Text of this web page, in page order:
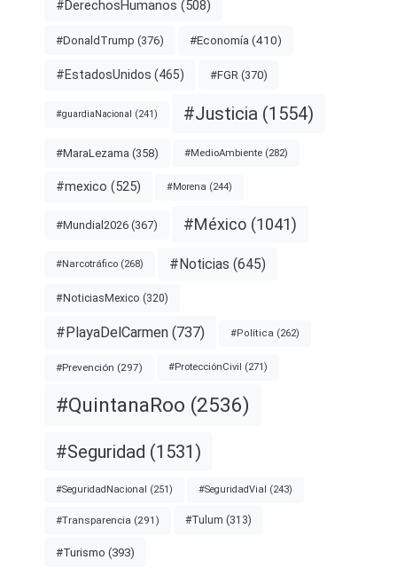
#DerechosHumanos (508)
#DonaldTrump (376) #Economía (410)
#EstadosUnidos (465) #FGR (370)
#guardiaNacional (241) #Justicia (1554)
#MaraLezama (358) #MedioAmbiente (282)
#mexico (525) #Morena (244)
#Mundial2026 (367) #México (1041)
#Narcotráfico (268) #Noticias (645)
#NoticiasMexico (320)
#PlayaDelCarmen (737) #Política (262)
#Prevención (297) #ProtecciónCivil (271)
#QuintanaRoo (2536)
#Seguridad (1531)
#SeguridadNacional (251) #SeguridadVial (243)
#Transparencia (291) #Tulum (313)
#Turismo (393)